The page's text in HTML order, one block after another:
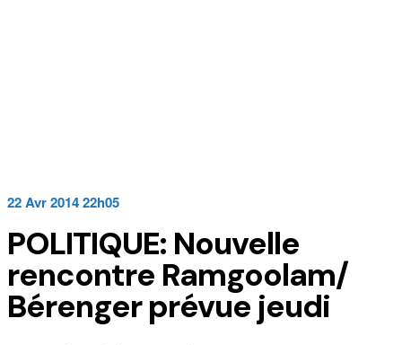
22 Avr 2014 22h05
POLITIQUE: Nouvelle
rencontre Ramgoolam/
Bérenger prévue jeudi